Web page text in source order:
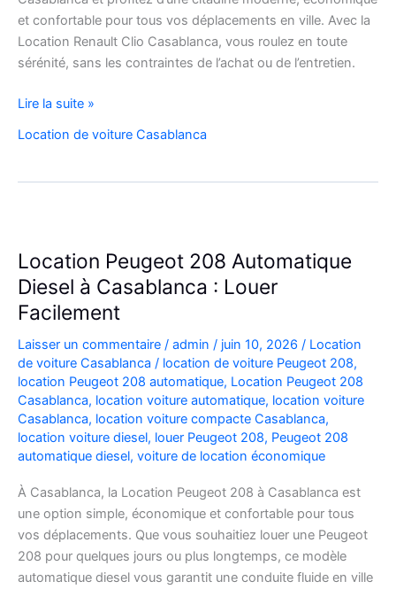
et confortable pour tous vos déplacements en ville. Avec la
Location Renault Clio Casablanca, vous roulez en toute
sérénité, sans les contraintes de l’achat ou de l’entretien.
Location
Voiture
Clio
Casablanca
✅
Lire la suite »
Location de voiture Casablanca
Location Peugeot 208 Automatique
Diesel à Casablanca : Louer
Facilement
Laisser un commentaire / admin / juin 10, 2026 / Location
de voiture Casablanca / location de voiture Peugeot 208,
location Peugeot 208 automatique, Location Peugeot 208
Casablanca, location voiture automatique, location voiture
Casablanca, location voiture compacte Casablanca,
location voiture diesel, louer Peugeot 208, Peugeot 208
automatique diesel, voiture de location économique
À Casablanca, la Location Peugeot 208 à Casablanca est
une option simple, économique et confortable pour tous
vos déplacements. Que vous souhaitiez louer une Peugeot
208 pour quelques jours ou plus longtemps, ce modèle
automatique diesel vous garantit une conduite fluide en ville